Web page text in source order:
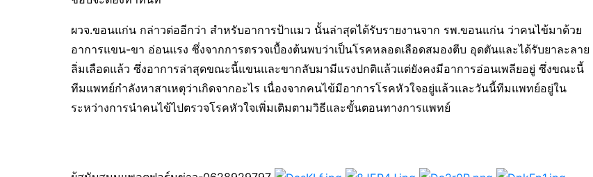
ผวจ.ขอนแก่น กล่าวต่ออีกว่า สำหรับอาการป้าแมว นั้นล่าสุดได้รับรายงานจาก รพ.ขอนแก่น ว่าคนไข้มาด้วย
อาการแขน-ขา อ่อนแรง ซึ่งจากการตรวจเบื้องต้นพบว่าเป็นโรคหลอดเลือดสมองตีบ อุดตันและได้รับยาละลาย
ลิ่มเลือดแล้ว ซึ่งอาการล่าสุดขณะนี้แขนและขากลับมามีแรงปกติแล้วแต่ยังคงมีอาการอ่อนเพลียอยู่ ซึ่งขณะนี้
ทีมแพทย์กำลังหาสาเหตุว่าเกิดจากอะไร เนื่องจากคนไข้มีอาการโรคหัวใจอยู่แล้วและวันนี้ทีมแพทย์อยู่ใน
ระหว่างการนำคนไข้ไปตรวจโรคหัวใจเพิ่มเติมตามวิธีและขั้นตอนทางการแพทย์